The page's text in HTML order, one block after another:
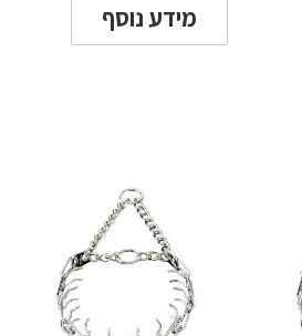
מידע נוסף